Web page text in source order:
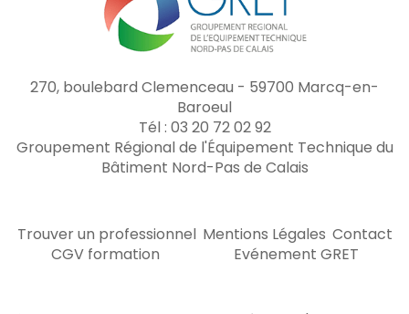
270, boulebard Clemenceau - 59700 Marcq-en-
Baroeul
Tél : 03 20 72 02 92
Groupement Régional de l'Équipement Technique du
Bâtiment Nord-Pas de Calais
Trouver un professionnel Mentions Légales Contact
CGV formation
Evénement GRET